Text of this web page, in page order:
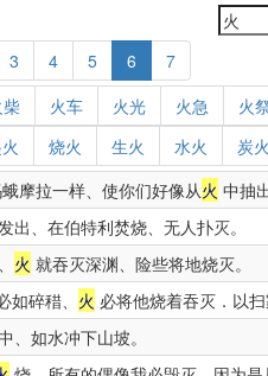
3 4 5 6 7
柴 火车 火光 火急 火
烧火 生火 水火 炭火
摩拉一样、使你们好像从火 中抽
出、在伯特利焚烧、无人扑灭。
火 就吞灭深渊、险些将地烧灭。
碎稓、 火 必将他烧着吞灭．以
、如水冲下山坡。